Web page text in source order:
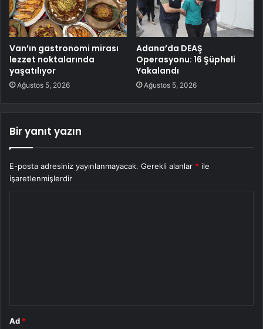
Van’ın gastronomi mirası
lezzet noktalarında
yaşatılıyor
Ağustos 5, 2026
Adana’da DEAŞ
Operasyonu: 16 Şüpheli
Yakalandı
Ağustos 5, 2026
Bir yanıt yazın
E-posta adresiniz yayınlanmayacak. Gerekli alanlar * ile
işaretlenmişlerdir
Ad *